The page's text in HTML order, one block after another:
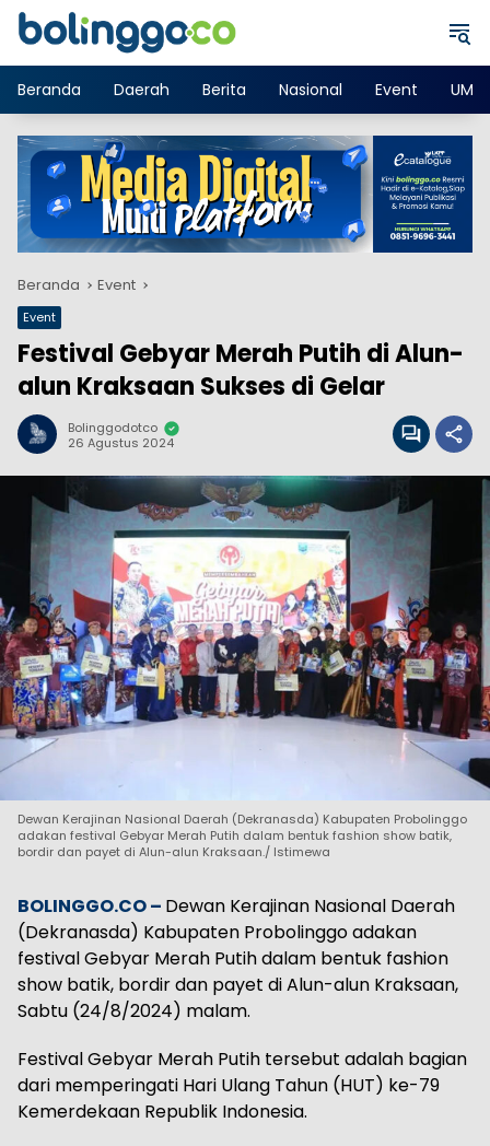
Langsung
Beranda
Daerah Berita Nasional Event
Beranda Event
Event
Festival Gebyar Merah Putih di Alun-
alun Kraksaan Sukses di Gelar
Bolinggodotco
26 Agustus 2024
Dewan Kerajinan Nasional Daerah (Dekranasda) Kabupaten Probolinggo
adakan festival Gebyar Merah Putih dalam bentuk fashion show batik,
bordir dan payet di Alun-alun Kraksaan./ Istimewa
BOLINGGO.CO – Dewan Kerajinan Nasional Daerah
(Dekranasda) Kabupaten Probolinggo adakan
festival Gebyar Merah Putih dalam bentuk fashion
show batik, bordir dan payet di Alun-alun Kraksaan,
Sabtu (24/8/2024) malam.
Festival Gebyar Merah Putih tersebut adalah bagian
dari memperingati Hari Ulang Tahun (HUT) ke-79
Kemerdekaan Republik Indonesia.